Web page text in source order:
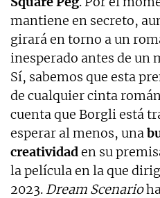
mantiene en secreto,
girará en torno a un
inesperado antes de
Sí, sabemos que esta
de cualquier cinta
cuenta que Borgli está
esperar al menos, una
creatividaden su
la película en la que
2023. Dream Scenario